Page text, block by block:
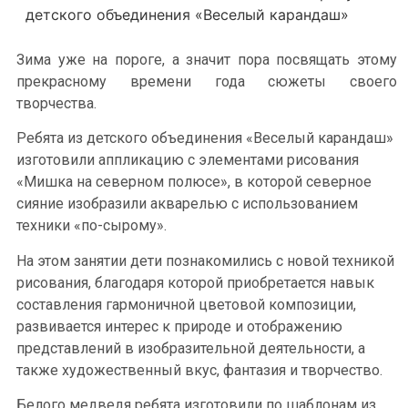
детского объединения «Веселый карандаш»
Зима уже на пороге, а значит пора посвящать этому
прекрасному времени года сюжеты своего
творчества.
Ребята из детского объединения «Веселый карандаш»
изготовили аппликацию с элементами рисования
«Мишка на северном полюсе», в которой северное
сияние изобразили акварелью с использованием
техники «по-сырому».
На этом занятии дети познакомились с новой техникой
рисования, благодаря которой приобретается навык
составления гармоничной цветовой композиции,
развивается интерес к природе и отображению
представлений в изобразительной деятельности, а
также художественный вкус, фантазия и творчество.